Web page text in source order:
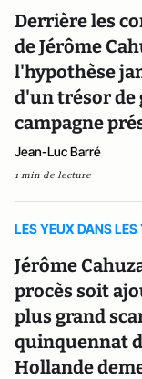
Derrière les
de Jérôme
l'hypothèse
d'un trésor de
campagne
Jean-Luc Barré
1 min de lecture
LES YEUX DANS LES
Jérôme
procès soit
plus grand
quinquennat
Hollande